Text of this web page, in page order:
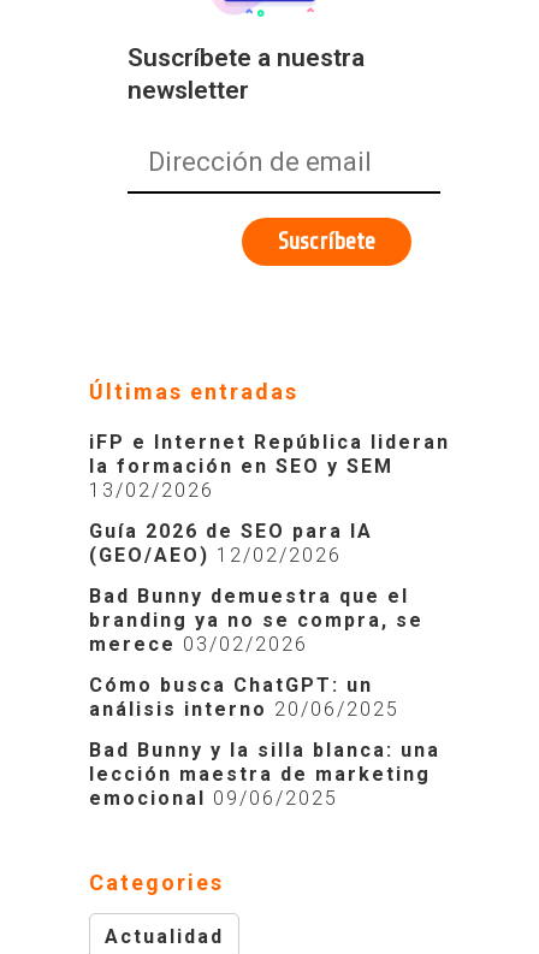
Suscríbete a nuestra
newsletter
Últimas entradas
iFP e Internet República lideran
la formación en SEO y SEM
13/02/2026
Guía 2026 de SEO para IA
(GEO/AEO) 12/02/2026
Bad Bunny demuestra que el
branding ya no se compra, se
merece 03/02/2026
Cómo busca ChatGPT: un
análisis interno 20/06/2025
Bad Bunny y la silla blanca: una
lección maestra de marketing
emocional 09/06/2025
Categories
Actualidad